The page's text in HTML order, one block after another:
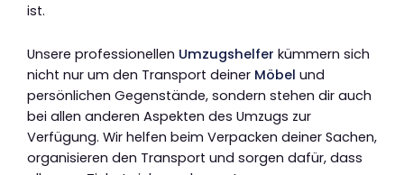
ist.
Unsere professionellen Umzugshelfer kümmern sich
nicht nur um den Transport deiner Möbel und
persönlichen Gegenstände, sondern stehen dir auch
bei allen anderen Aspekten des Umzugs zur
Verfügung. Wir helfen beim Verpacken deiner Sachen,
organisieren den Transport und sorgen dafür, dass